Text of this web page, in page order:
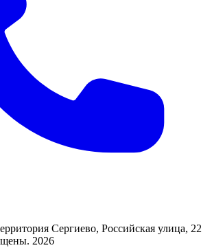
Сергиево, Российская улица, 22
2026